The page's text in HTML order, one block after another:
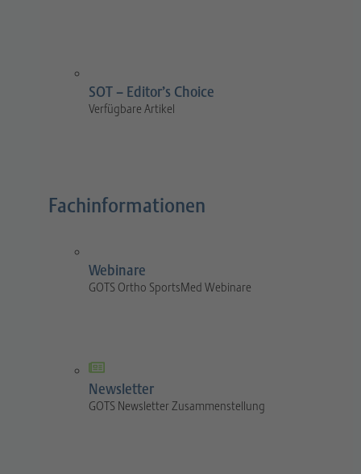
SOT – Editor’s Choice
Verfügbare Artikel
Fachinformationen
Webinare
GOTS Ortho SportsMed Webinare
Newsletter
GOTS Newsletter Zusammenstellung